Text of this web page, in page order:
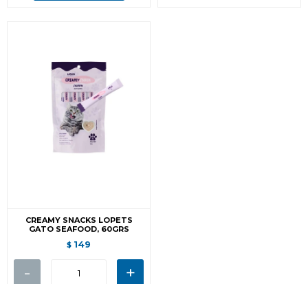
CREAMY SNACKS LOPETS
GATO SEAFOOD, 60GRS
$ 149
- +